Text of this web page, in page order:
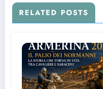
RELATED POSTS